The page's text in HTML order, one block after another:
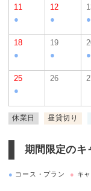
11
●
12
●
●
18
●
19
●
●
25
●
26
休業日 昼貸切り
期間限定のキ
● コース・プラン ● キ